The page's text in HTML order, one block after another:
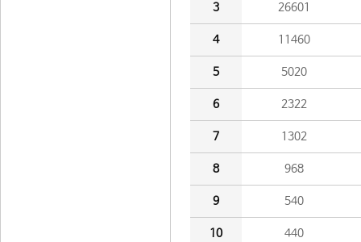
3 26601
4 11460
5 5020
6 2322
7 1302
8 968
9 540
10 440